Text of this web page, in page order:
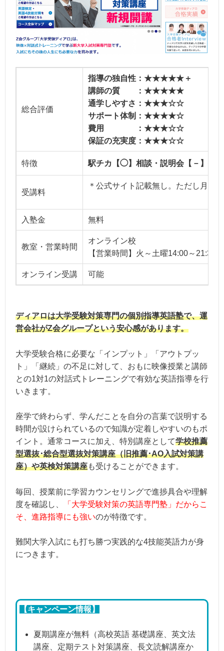
総合評価
指導の独自性：★★★★★＋
講師の質 ：★★★★★
通学しやすさ：★★★☆☆
サポート体制：★★★★☆
費用 ：★★★☆☆
保証の充実度：★★★☆☆
特徴 駅チカ【◯】相談・説明会【－】授
受講料
＊公式サイト記載無し。ただし月謝
入塾金 無料
教室・営業時間
オンライン校
【営業時間】火～土曜14:00～21:30
オンライン受講 可能
ディアロは大学受験対策専門の個別指導英語塾で、運
営会社がZ会グループという安心感があります。
大学受験合格に必要な「インプット」「アウトプッ
ト」「継続」の不足に対して、おもに映像授業と講師
との1対1の対話式トレーニングで有効な英語指導を行
いきます。
座学で終わらず、学んだことを自分の言葉で説明する
時間が設けられているので知識が定着しやすいのもポ
イント。通常コースに加え、特別講座として学校推薦
型選抜･総合型選抜対策講座（旧推薦･AO入試対策講
座）や英検対策講座も受けることができます。
毎回、授業前に学習カウンセリングで進捗具合や理解
度を確認し、
「大学受験対策の英語専門塾」だからこ
そ、進路指導にも強いのが特徴です。
難関大学入試にも打ち勝つ実践的な4技能英語力が身
につきます。
【キャンペーン情報】
夏期講座が無料（高校英語 基礎講座、英文法
講座、定期テスト対策講座、長文読解講座か